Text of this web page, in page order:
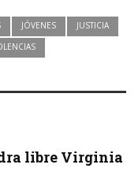
JÓVENES
JUSTICIA
libre Virginia